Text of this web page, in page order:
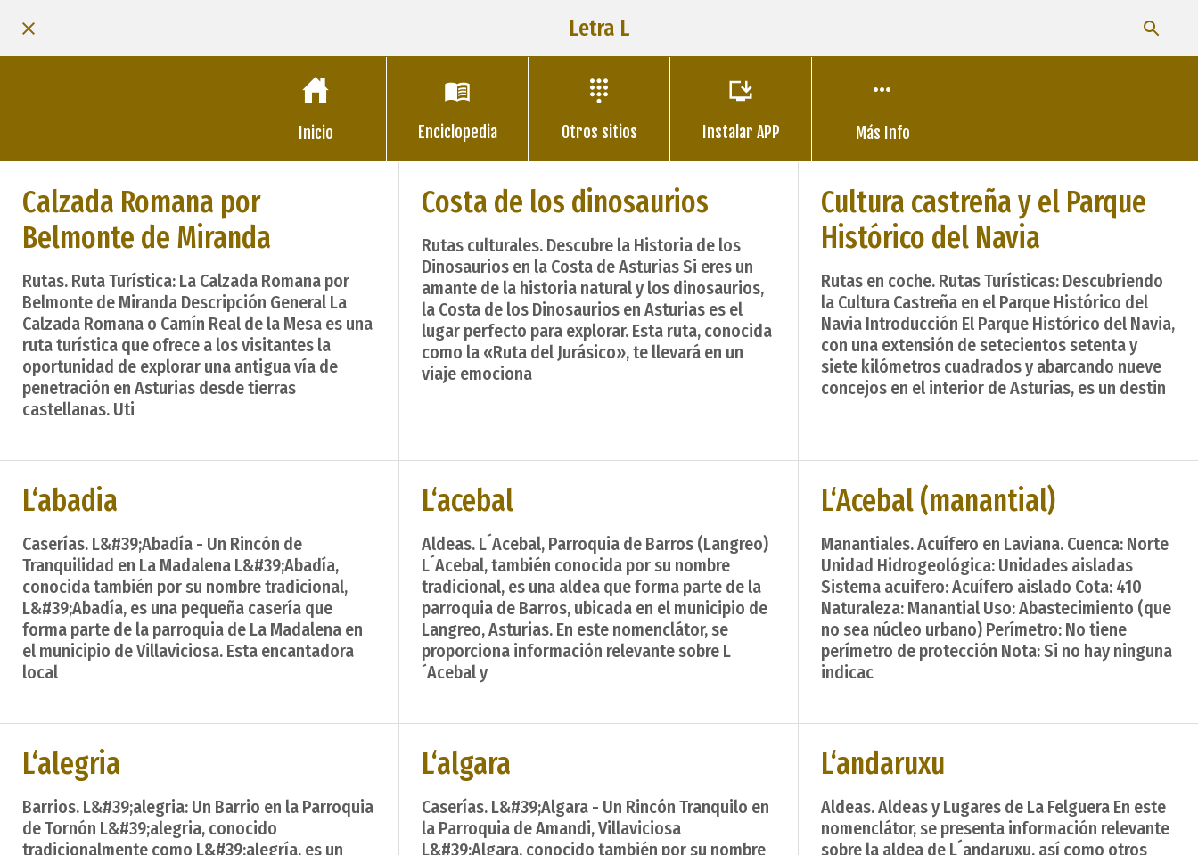
Letra L
Inicio Enciclopedia Otros sitios Instalar APP Más Info
Calzada Romana por
Belmonte de Miranda
Rutas. Ruta Turística: La Calzada Romana por
Belmonte de Miranda Descripción General La
Calzada Romana o Camín Real de la Mesa es una
ruta turística que ofrece a los visitantes la
oportunidad de explorar una antigua vía de
penetración en Asturias desde tierras
castellanas. Uti
Costa de los dinosaurios
Rutas culturales. Descubre la Historia de los
Dinosaurios en la Costa de Asturias Si eres un
amante de la historia natural y los dinosaurios,
la Costa de los Dinosaurios en Asturias es el
lugar perfecto para explorar. Esta ruta, conocida
como la «Ruta del Jurásico», te llevará en un
viaje emociona
Cultura castreña y el Parque
Histórico del Navia
Rutas en coche. Rutas Turísticas: Descubriendo
la Cultura Castreña en el Parque Histórico del
Navia Introducción El Parque Histórico del Navia,
con una extensión de setecientos setenta y
siete kilómetros cuadrados y abarcando nueve
concejos en el interior de Asturias, es un destin
L‘abadia
Caserías. L&#39;Abadía - Un Rincón de
Tranquilidad en La Madalena L&#39;Abadía,
conocida también por su nombre tradicional,
L&#39;Abadía, es una pequeña casería que
forma parte de la parroquia de La Madalena en
el municipio de Villaviciosa. Esta encantadora
local
L‘acebal
Aldeas. L´Acebal, Parroquia de Barros (Langreo)
L´Acebal, también conocida por su nombre
tradicional, es una aldea que forma parte de la
parroquia de Barros, ubicada en el municipio de
Langreo, Asturias. En este nomenclátor, se
proporciona información relevante sobre L
´Acebal y
L‘Acebal (manantial)
Manantiales. Acuífero en Laviana. Cuenca: Norte
Unidad Hidrogeológica: Unidades aisladas
Sistema acuifero: Acuífero aislado Cota: 410
Naturaleza: Manantial Uso: Abastecimiento (que
no sea núcleo urbano) Perímetro: No tiene
perímetro de protección Nota: Si no hay ninguna
indicac
L‘alegria
Barrios. L&#39;alegria: Un Barrio en la Parroquia
de Tornón L&#39;alegria, conocido
tradicionalmente como L&#39;alegría, es un
L‘algara
Caserías. L&#39;Algara - Un Rincón Tranquilo en
la Parroquia de Amandi, Villaviciosa
L&#39;Algara, conocido también por su nombre
L‘andaruxu
Aldeas. Aldeas y Lugares de La Felguera En este
nomenclátor, se presenta información relevante
sobre la aldea de L´andaruxu, así como otros